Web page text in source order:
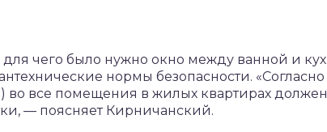
чего было нужно окно между ванной и
нормы безопасности.
все помещения в жилых квартирах
— поясняет Кирничанский.